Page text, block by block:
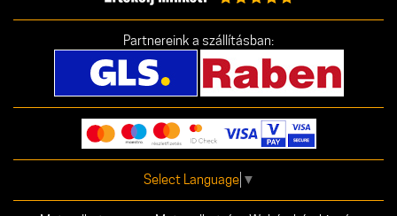
Partnereink a szállításban:
Select Language ▼